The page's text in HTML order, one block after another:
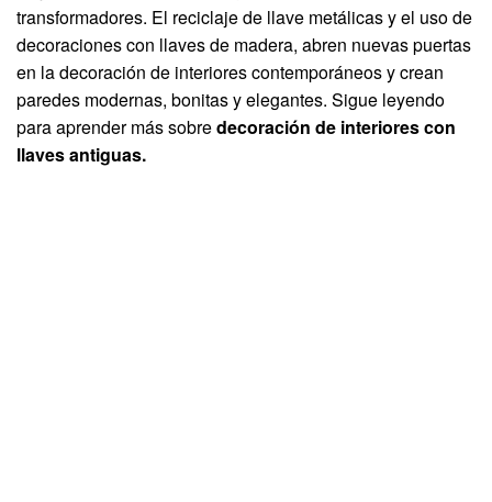
transformadores. El reciclaje de llave metálicas y el uso de
decoraciones con llaves de madera, abren nuevas puertas
en la decoración de interiores contemporáneos y crean
paredes modernas, bonitas y elegantes. Sigue leyendo
para aprender más sobredecoración de interiores con
llaves antiguas.